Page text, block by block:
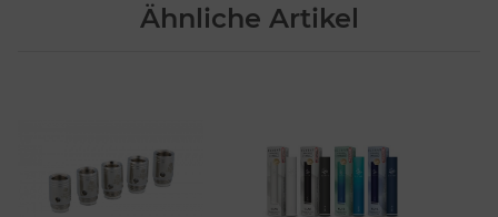
Ähnliche Artikel